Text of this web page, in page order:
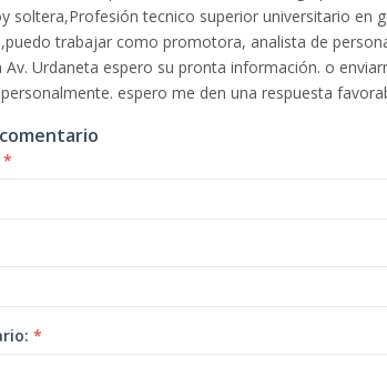
soltera,Profesión tecnico superior universitario en
trabajar como promotora, analista de
Av. Urdaneta espero su pronta información. o
espero me den una respuesta
*
*